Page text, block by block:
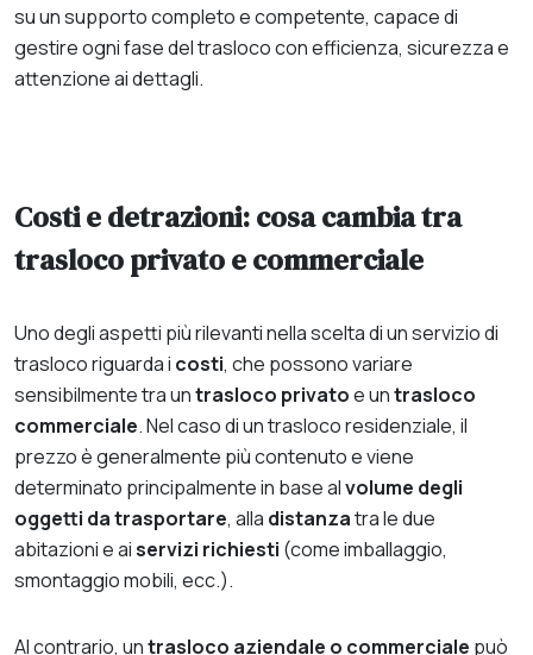
su un supporto completo e competente, capace di
gestire ogni fase del trasloco con efficienza, sicurezza e
attenzione ai dettagli.
Costi e detrazioni: cosa cambia tra
trasloco privato e commerciale
Uno degli aspetti più rilevanti nella scelta di un servizio di
trasloco riguarda i costi, che possono variare
sensibilmente tra untrasloco privatoe untrasloco
commerciale. Nel caso di un trasloco residenziale, il
prezzo è generalmente più contenuto e viene
determinato principalmente in base alvolume degli
oggetti da trasportare, alla distanzatra le due
abitazioni e aiservizi richiesti (come imballaggio,
smontaggio mobili, ecc.).
Al contrario, untrasloco aziendale o commerciale può